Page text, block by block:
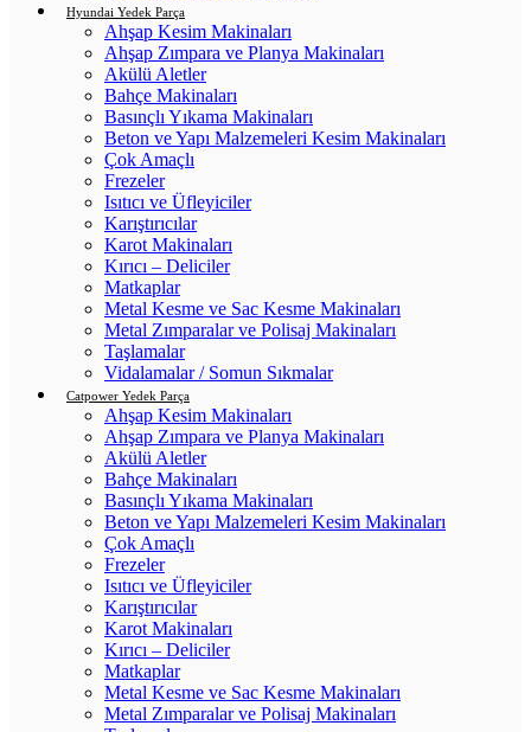
Hyundai Yedek Parça
Ahşap Kesim Makinaları
Ahşap Zımpara ve Planya Makinaları
Akülü Aletler
Bahçe Makinaları
Basınçlı Yıkama Makinaları
Beton ve Yapı Malzemeleri Kesim Makinaları
Çok Amaçlı
Frezeler
Isıtıcı ve Üfleyiciler
Karıştırıcılar
Karot Makinaları
Kırıcı – Deliciler
Matkaplar
Metal Kesme ve Sac Kesme Makinaları
Metal Zımparalar ve Polisaj Makinaları
Taşlamalar
Vidalamalar / Somun Sıkmalar
Catpower Yedek Parça
Ahşap Kesim Makinaları
Ahşap Zımpara ve Planya Makinaları
Akülü Aletler
Bahçe Makinaları
Basınçlı Yıkama Makinaları
Beton ve Yapı Malzemeleri Kesim Makinaları
Çok Amaçlı
Frezeler
Isıtıcı ve Üfleyiciler
Karıştırıcılar
Karot Makinaları
Kırıcı – Deliciler
Matkaplar
Metal Kesme ve Sac Kesme Makinaları
Metal Zımparalar ve Polisaj Makinaları